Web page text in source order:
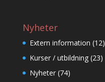
Nyheter
Extern information (12)
Kurser / utbildning(23)
Nyheter(74)